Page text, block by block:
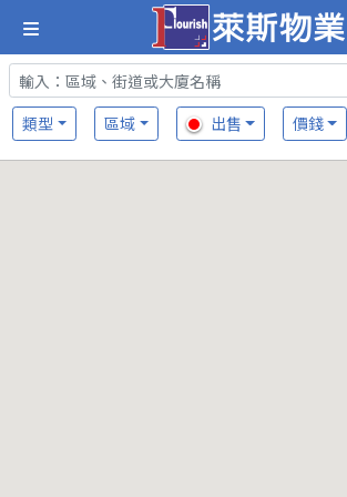
類型 區域 出售 價錢